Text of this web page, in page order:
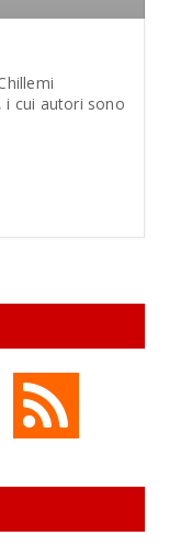
i cui autori sono